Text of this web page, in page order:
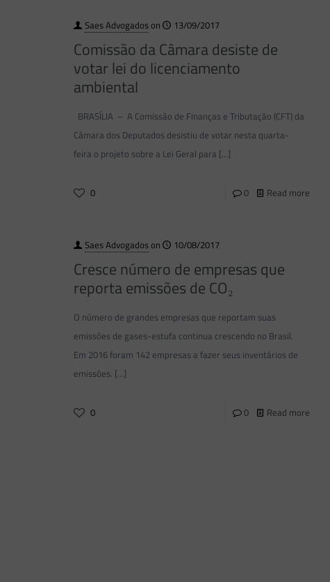
Saes Advogadoson 13/09/2017
Comissão da Câmara desiste de
votar lei do licenciamento
ambiental
BRASÍLIA – A Comissão de Finanças e Tributação (CFT) da
Câmara dos Deputados desistiu de votar nesta quarta-
feira o projeto sobre a Lei Geral para […]
0 0 Read more
Saes Advogadoson 10/08/2017
Cresce número de empresas que
reporta emissões de CO₂
O número de grandes empresas que reportam suas
emissões de gases-estufa continua crescendo no Brasil.
Em 2016 foram 142 empresas a fazer seus inventários de
emissões. […]
0 0 Read more